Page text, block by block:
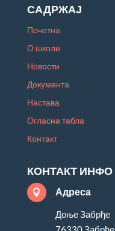
САДРЖАЈ
Почетна
О школи
Новости
Документа
Настава
Огласна табла
Контакт
КОНТАКТ ИНФО
 Адреса
Доње Забрђе